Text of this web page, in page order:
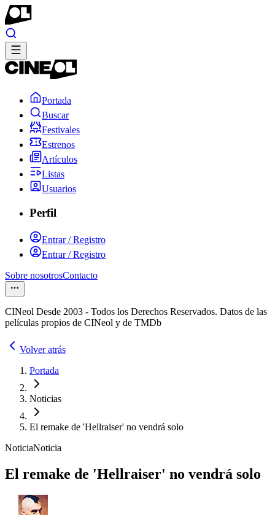
Portada
Buscar
Festivales
Estrenos
Artículos
Listas
Usuarios
Perfil
Entrar / Registro
Entrar / Registro
Sobre nosotrosContacto
CINeol Desde 2003 - Todos los Derechos Reservados. Datos de las
películas propios de CINeol y de TMDb
Volver atrás
Portada
Noticias
El remake de 'Hellraiser' no vendrá solo
NoticiaNoticia
El remake de 'Hellraiser' no vendrá solo